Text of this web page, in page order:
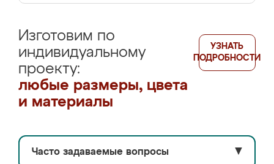
Изготовим по
индивидуальному
проекту:
любые размеры, цвета
и материалы
УЗНАТЬ
ПОДРОБНОСТИ
Часто задаваемые вопросы ▼